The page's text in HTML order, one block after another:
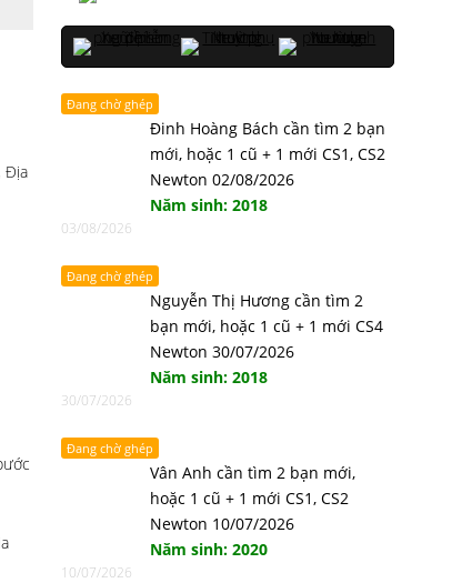
Địa
Đang chờ ghép
Đinh Hoàng Bách cần tìm 2 bạn
mới, hoặc 1 cũ + 1 mới CS1, CS2
Newton 02/08/2026
Năm sinh: 2018
03/08/2026
Đang chờ ghép
Nguyễn Thị Hương cần tìm 2
bạn mới, hoặc 1 cũ + 1 mới CS4
Newton 30/07/2026
Năm sinh: 2018
30/07/2026
Đang chờ ghép
Vân Anh cần tìm 2 bạn mới,
hoặc 1 cũ + 1 mới CS1, CS2
Newton 10/07/2026
Năm sinh: 2020
10/07/2026